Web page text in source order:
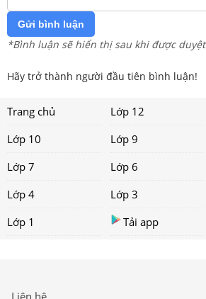
Gửi bình luận
*Bình luận sẽ hiển thị sau khi được duyệt
Hãy trở thành người đầu tiên bình luận!
Trang chủ Lớp 12
Lớp 10
Lớp 9
Lớp 7
Lớp 6
Lớp 4
Lớp 3
Lớp 1
Tải app
Liên hệ